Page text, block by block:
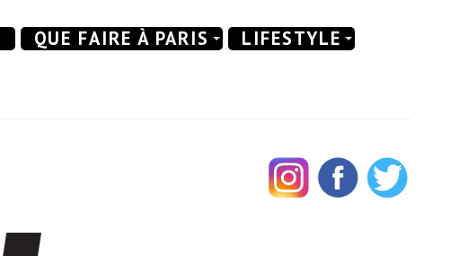
QUE FAIRE À PARIS
LIFESTYLE